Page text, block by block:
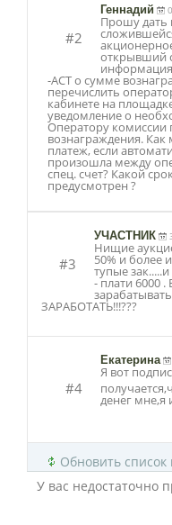
#2
Геннадий
Прошу дать
открывший
-АСТ о сумме
перечислить
кабинете на
уведомление о
Оператору комиссии
вознаграждения. Как
платеж, если
произошла между
спец. счет? Какой
предусмотрен ?
#3
УЧАСТНИК
Нищие
50% и более
тупые
- плати 6000
ЗАРАБОТАТЬ!!!???
#4
Екатерина
Я вот
денег мне,я
Обновить
У вас недостаточно